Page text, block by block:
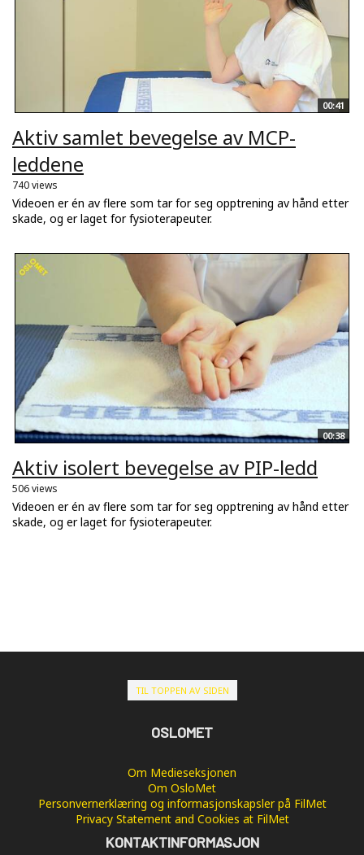
00:41
Aktiv samlet bevegelse av MCP-
leddene
740 views
Videoen er én av flere som tar for seg opptrening av hånd etter
skade, og er laget for fysioterapeuter.
00:38
Aktiv isolert bevegelse av PIP-ledd
506 views
Videoen er én av flere som tar for seg opptrening av hånd etter
skade, og er laget for fysioterapeuter.
TIL TOPPEN AV SIDEN
OSLOMET
Om Medieseksjonen
Om OsloMet
Personvernerklæring og informasjonskapsler på FilMet
Privacy Statement and Cookies at FilMet
KONTAKTINFORMASJON